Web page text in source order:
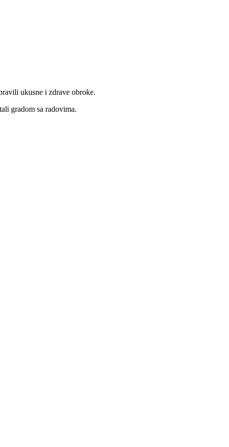
ukusne i zdrave obroke.
gradom sa radovima.